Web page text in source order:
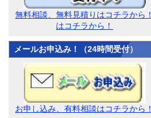
無料相談、無料見積りはコチラから！
はコチラから！
メールお申込み！（24時間受付）
お申し込み、有料相談はコチラから！